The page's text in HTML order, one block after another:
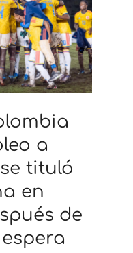
a
tituló
en
de